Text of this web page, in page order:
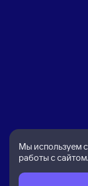
Мы используем
работы с сайтом.